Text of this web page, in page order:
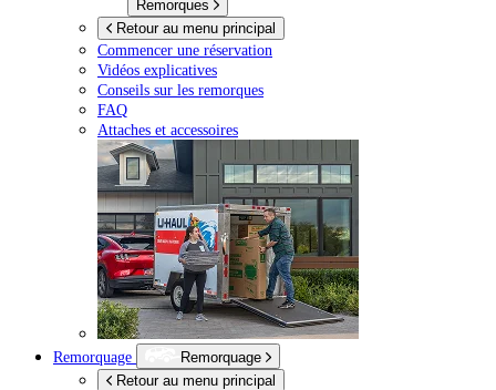
Remorques
Retour au menu principal
Commencer une réservation
Vidéos explicatives
Conseils sur les remorques
FAQ
Attaches et accessoires
Remorquage
Remorquage
Retour au menu principal